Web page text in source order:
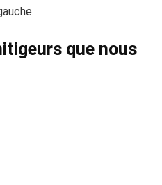
que nous